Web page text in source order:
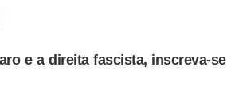
e a direita fascista, inscreva-se